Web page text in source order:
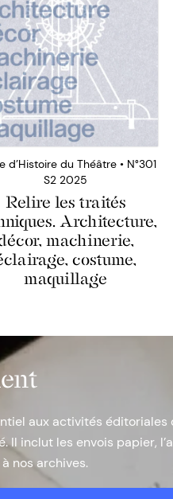
d’Histoire du Théâtre • N°301
S2 2025
Relire les traités
Architecture,
machinerie,
costume,
maquillage
aux activités éditoriales
Il inclut les envois papier,
nos archives.